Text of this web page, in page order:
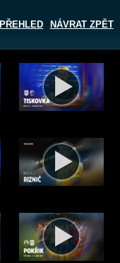
NÁVRAT ZPĚT
PŘEHLED